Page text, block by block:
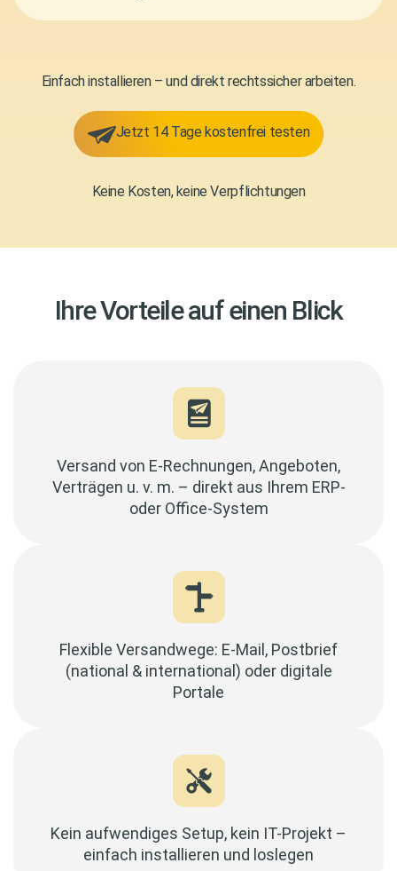
Einfach installieren – und direkt rechtssicher arbeiten.
Jetzt 14 Tage kostenfrei testen
Keine Kosten, keine Verpflichtungen
Ihre Vorteile auf einen Blick
Versand von E-Rechnungen, Angeboten,
Verträgen u. v. m. – direkt aus Ihrem ERP-
oder Office-System
Flexible Versandwege: E-Mail, Postbrief
(national & international) oder digitale
Portale
Kein aufwendiges Setup, kein IT-Projekt –
einfach installieren und loslegen